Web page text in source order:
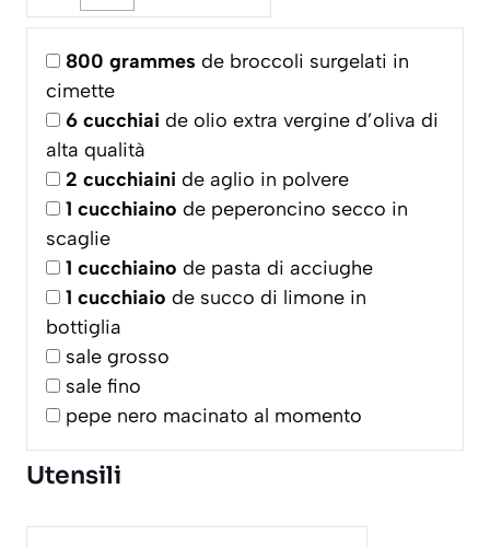
800 grammes de broccoli surgelati in
cimette
6 cucchiai de olio extra vergine d’oliva di
alta qualità
2 cucchiaini de aglio in polvere
1 cucchiaino de peperoncino secco in
scaglie
1 cucchiaino de pasta di acciughe
1 cucchiaio de succo di limone in
bottiglia
sale grosso
sale fino
pepe nero macinato al momento
Utensili